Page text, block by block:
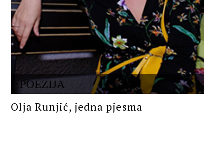
POEZIJA
Olja Runjić, jedna pjesma